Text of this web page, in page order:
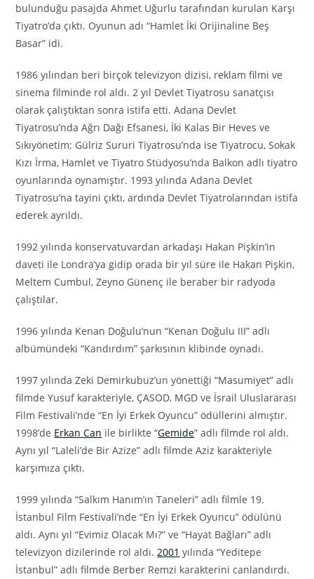
bulunduğu pasajda Ahmet Uğurlu tarafından kurulan Karşı
Tiyatro’da çıktı. Oyunun adı “Hamlet İki Orijinaline Beş
Basar” idi.
1986 yılından beri birçok televizyon dizisi, reklam filmi ve
sinema filminde rol aldı. 2 yıl Devlet Tiyatrosu sanatçısı
olarak çalıştıktan sonra istifa etti. Adana Devlet
Tiyatrosu’nda Ağrı Dağı Efsanesi, İki Kalas Bir Heves ve
Sıkıyönetim; Gülriz Sururi Tiyatrosu’nda ise Tiyatrocu, Sokak
Kızı İrma, Hamlet ve Tiyatro Stüdyosu’nda Balkon adlı tiyatro
oyunlarında oynamıştır. 1993 yılında Adana Devlet
Tiyatrosu’na tayini çıktı, ardında Devlet Tiyatrolarından istifa
ederek ayrıldı.
1992 yılında konservatuvardan arkadaşı Hakan Pişkin’in
daveti ile Londra’ya gidip orada bir yıl süre ile Hakan Pişkin,
Meltem Cumbul, Zeyno Günenç ile beraber bir radyoda
çalıştılar.
1996 yılında Kenan Doğulu’nun “Kenan Doğulu III” adlı
albümündeki “Kandırdım” şarkısının klibinde oynadı.
1997 yılında Zeki Demirkubuz’un yönettiği “Masumiyet” adlı
filmde Yusuf karakteriyle, ÇASOD, MGD ve İsrail Uluslararası
Film Festivali’nde “En İyi Erkek Oyuncu” ödüllerini almıştır.
1998’de Erkan Can ile birlikte “Gemide” adlı filmde rol aldı.
Aynı yıl “Laleli’de Bir Azize” adlı filmde Aziz karakteriyle
karşımıza çıktı.
1999 yılında “Salkım Hanım’ın Taneleri” adlı filmle 19.
İstanbul Film Festivali’nde “En İyi Erkek Oyuncu” ödülünü
aldı. Aynı yıl “Evimiz Olacak Mı?” ve “Hayat Bağları” adlı
televizyon dizilerinde rol aldı.2001 yılında “Yeditepe
İstanbul” adlı filmde Berber Remzi karakterini canlandırdı.